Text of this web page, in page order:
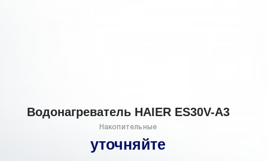
Водонагреватель HAIER ES30V-А3
Накопительные
уточняйте